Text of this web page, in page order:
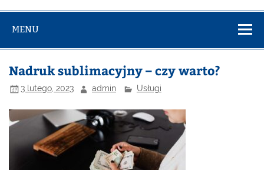
MENU
Nadruk sublimacyjny – czy warto?
3 lutego, 2023 admin Usługi